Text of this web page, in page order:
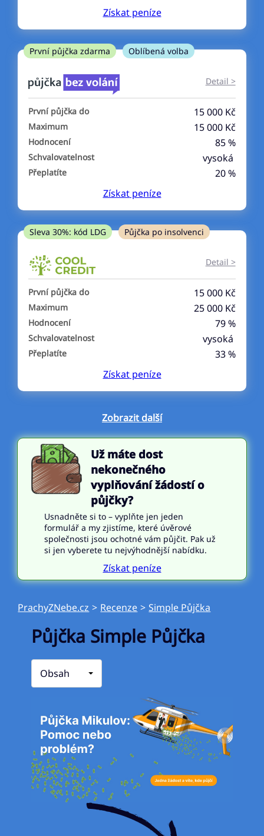
ano
ne
V exekuci
ano
ne
Po insolvenci
ano
V hotovosti
ano
Získatpeníze
První půjčka zdarma Oblíbená volba
Detail >
První půjčka do 15 000 Kč
Maximum 15 000 Kč
Hodnocení 85 %
Schvalovatelnost vysoká
Přeplatíte
20 %
Získatpeníze
Sleva 30%: kód LDG Půjčka po insolvenci
Detail >
První půjčka do 15 000 Kč
Maximum 25 000 Kč
Hodnocení 79 %
Schvalovatelnost vysoká
Přeplatíte
33 %
Získatpeníze
Zobrazit další
Už máte dost
nekonečného
vyplňování žádostí o
půjčky?
Usnadněte si to – vyplňte jen jeden
formulář a my zjistíme, které úvěrové
společnosti jsou ochotné vám půjčit. Pak už
si jen vyberete tu nejvýhodnější nabídku.
Získat peníze
PrachyZNebe.cz > Recenze > Simple Půjčka
Půjčka Simple Půjčka
Obsah